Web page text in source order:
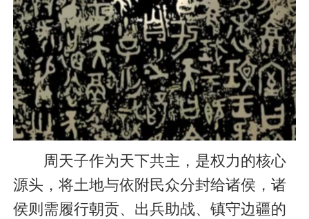
周天子作为天下共主，是权力的核心
源头，将土地与依附民众分封给诸侯，诸
侯则需履行朝贡、出兵助战、镇守边疆的